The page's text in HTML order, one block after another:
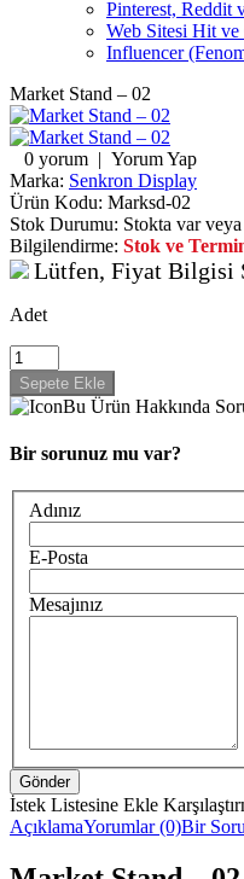
Pinterest, Reddit
Web Sitesi Hit
Influencer
Market Stand – 02
0 yorum | Yorum Yap
Marka: Senkron Display
Ürün Kodu: Marksd-02
Stok Durumu: Stokta var
Bilgilendirme: Stok ve
Lütfen, Fiyat Bilgisi
Adet
Bu Ürün Hakkında
Bir sorunuz mu var?
Adınız
E-Posta
Mesajınız
İstek Listesine Ekle
AçıklamaYorumlar (0)Bir